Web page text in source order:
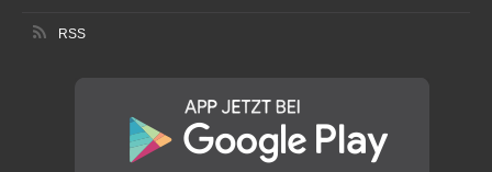
RSS